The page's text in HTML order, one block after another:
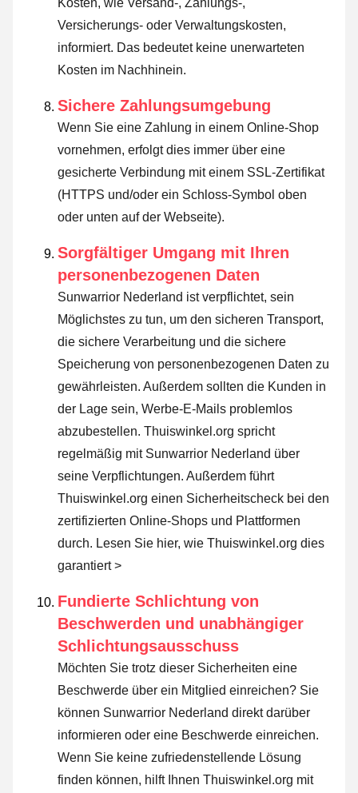
Versicherungs- oder Verwaltungskosten,
informiert. Das bedeutet keine unerwarteten
Kosten im Nachhinein.
Sichere Zahlungsumgebung
Wenn Sie eine Zahlung in einem Online-Shop
vornehmen, erfolgt dies immer über eine
gesicherte Verbindung mit einem SSL-Zertifikat
(HTTPS und/oder ein Schloss-Symbol oben
oder unten auf der Webseite).
Sorgfältiger Umgang mit Ihren
personenbezogenen Daten
Sunwarrior Nederland ist verpflichtet, sein
Möglichstes zu tun, um den sicheren Transport,
die sichere Verarbeitung und die sichere
Speicherung von personenbezogenen Daten zu
gewährleisten. Außerdem sollten die Kunden in
der Lage sein, Werbe-E-Mails problemlos
abzubestellen. Thuiswinkel.org spricht
regelmäßig mit Sunwarrior Nederland über
seine Verpflichtungen. Außerdem führt
Thuiswinkel.org einen Sicherheitscheck bei den
zertifizierten Online-Shops und Plattformen
durch. Lesen Sie hier, wie Thuiswinkel.org dies
garantiert >
Fundierte Schlichtung von
Beschwerden und unabhängiger
Schlichtungsausschuss
Möchten Sie trotz dieser Sicherheiten eine
Beschwerde über ein Mitglied einreichen? Sie
können Sunwarrior Nederland direkt darüber
informieren oder eine Beschwerde einreichen.
Wenn Sie keine zufriedenstellende Lösung
finden können, hilft Ihnen Thuiswinkel.org mit